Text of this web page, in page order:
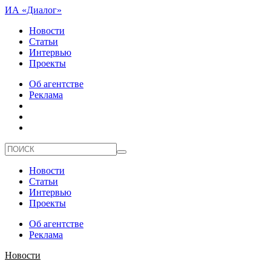
ИА «Диалог»
Новости
Статьи
Интервью
Проекты
Об агентстве
Реклама
Новости
Статьи
Интервью
Проекты
Об агентстве
Реклама
Новости